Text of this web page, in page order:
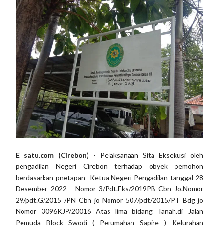
E satu.com (Cirebon) - Pelaksanaan Sita Eksekusi oleh
pengadilan Negeri Cirebon terhadap obyek pemohon
berdasarkan pnetapan Ketua Negeri Pengadilan tanggal 28
Desember 2022 Nomor 3/Pdt.Eks/2019PB Cbn Jo.Nomor
29/pdt.G/2015 /PN Cbn jo Nomor 507/pdt/2015/PT Bdg jo
Nomor 3096KJP/20016 Atas lima bidang Tanah.di Jalan
Pemuda Block Swodi ( Perumahan Sapire ) Kelurahan